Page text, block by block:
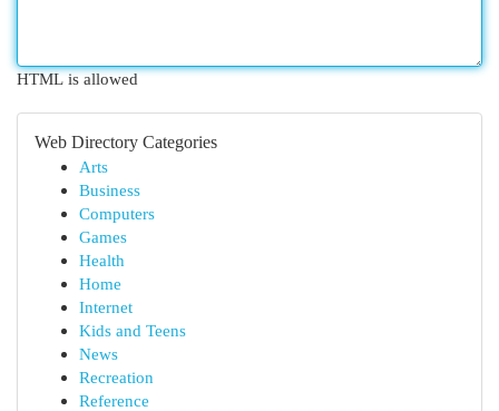
HTML is allowed
Web Directory Categories
Arts
Business
Computers
Games
Health
Home
Internet
Kids and Teens
News
Recreation
Reference